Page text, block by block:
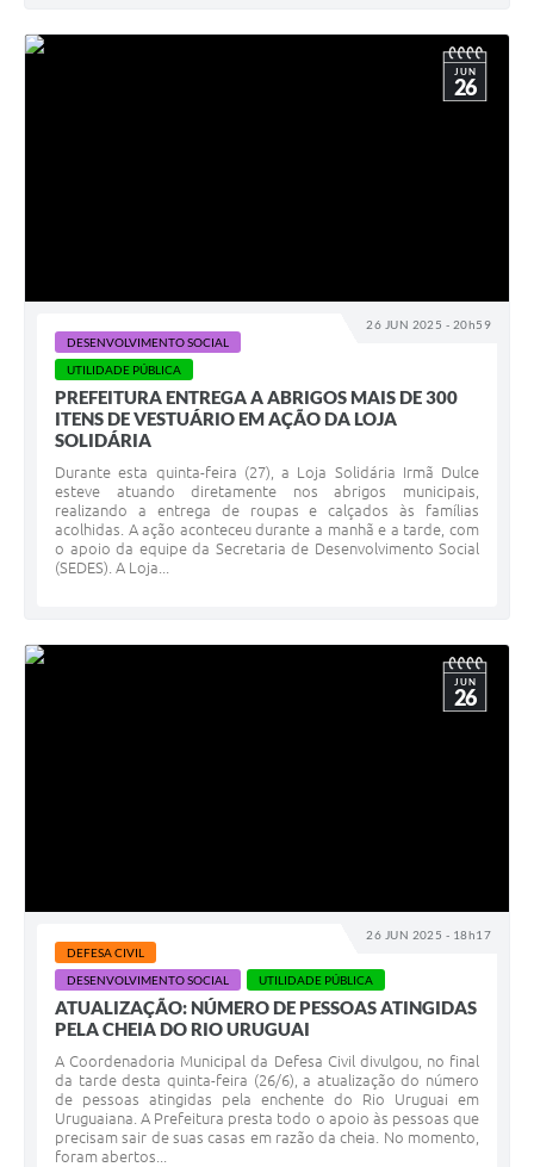
26 JUN 2025 - 20h59
JUN
26
DESENVOLVIMENTO SOCIAL
UTILIDADE PÚBLICA
PREFEITURA ENTREGA A ABRIGOS MAIS DE 300
ITENS DE VESTUÁRIO EM AÇÃO DA LOJA
SOLIDÁRIA
Durante esta quinta-feira (27), a Loja Solidária Irmã Dulce
esteve atuando diretamente nos abrigos municipais,
realizando a entrega de roupas e calçados às famílias
acolhidas. A ação aconteceu durante a manhã e a tarde, com
o apoio da equipe da Secretaria de Desenvolvimento Social
(SEDES). A Loja...
26 JUN 2025 - 18h17
JUN
26
DEFESA CIVIL
DESENVOLVIMENTO SOCIAL
UTILIDADE PÚBLICA
ATUALIZAÇÃO: NÚMERO DE PESSOAS ATINGIDAS
PELA CHEIA DO RIO URUGUAI
A Coordenadoria Municipal da Defesa Civil divulgou, no final
da tarde desta quinta-feira (26/6), a atualização do número
de pessoas atingidas pela enchente do Rio Uruguai em
Uruguaiana. A Prefeitura presta todo o apoio às pessoas que
precisam sair de suas casas em razão da cheia. No momento,
foram abertos...